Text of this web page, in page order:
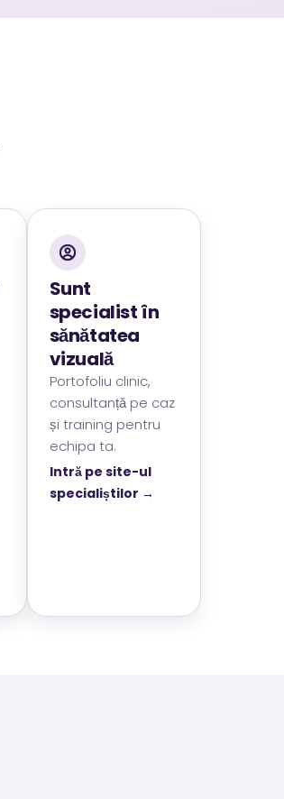
Sunt
specialist în
sănătatea
vizuală
Portofoliu clinic,
consultanță pe caz
și training pentru
echipa ta.
Intră pe site-ul
specialiștilor →